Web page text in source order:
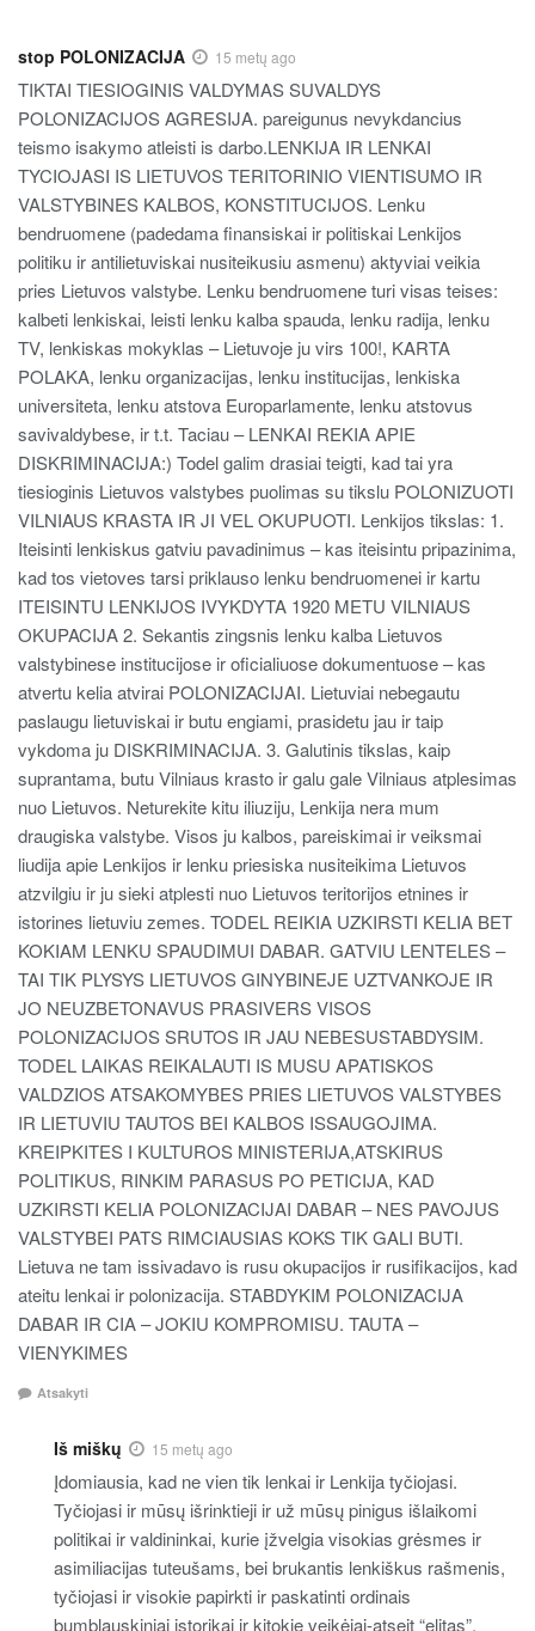
stop POLONIZACIJA 15 metų ago
TIKTAI TIESIOGINIS VALDYMAS SUVALDYS
POLONIZACIJOS AGRESIJA. pareigunus nevykdancius
teismo isakymo atleisti is darbo.LENKIJA IR LENKAI
TYCIOJASI IS LIETUVOS TERITORINIO VIENTISUMO IR
VALSTYBINES KALBOS, KONSTITUCIJOS. Lenku
bendruomene (padedama finansiskai ir politiskai Lenkijos
politiku ir antilietuviskai nusiteikusiu asmenu) aktyviai veikia
pries Lietuvos valstybe. Lenku bendruomene turi visas teises:
kalbeti lenkiskai, leisti lenku kalba spauda, lenku radija, lenku
TV, lenkiskas mokyklas – Lietuvoje ju virs 100!, KARTA
POLAKA, lenku organizacijas, lenku institucijas, lenkiska
universiteta, lenku atstova Europarlamente, lenku atstovus
savivaldybese, ir t.t. Taciau – LENKAI REKIA APIE
DISKRIMINACIJA:) Todel galim drasiai teigti, kad tai yra
tiesioginis Lietuvos valstybes puolimas su tikslu POLONIZUOTI
VILNIAUS KRASTA IR JI VEL OKUPUOTI. Lenkijos tikslas: 1.
Iteisinti lenkiskus gatviu pavadinimus – kas iteisintu pripazinima,
kad tos vietoves tarsi priklauso lenku bendruomenei ir kartu
ITEISINTU LENKIJOS IVYKDYTA 1920 METU VILNIAUS
OKUPACIJA 2. Sekantis zingsnis lenku kalba Lietuvos
valstybinese institucijose ir oficialiuose dokumentuose – kas
atvertu kelia atvirai POLONIZACIJAI. Lietuviai nebegautu
paslaugu lietuviskai ir butu engiami, prasidetu jau ir taip
vykdoma ju DISKRIMINACIJA. 3. Galutinis tikslas, kaip
suprantama, butu Vilniaus krasto ir galu gale Vilniaus atplesimas
nuo Lietuvos. Neturekite kitu iliuziju, Lenkija nera mum
draugiska valstybe. Visos ju kalbos, pareiskimai ir veiksmai
liudija apie Lenkijos ir lenku priesiska nusiteikima Lietuvos
atzvilgiu ir ju sieki atplesti nuo Lietuvos teritorijos etnines ir
istorines lietuviu zemes. TODEL REIKIA UZKIRSTI KELIA BET
KOKIAM LENKU SPAUDIMUI DABAR. GATVIU LENTELES –
TAI TIK PLYSYS LIETUVOS GINYBINEJE UZTVANKOJE IR
JO NEUZBETONAVUS PRASIVERS VISOS
POLONIZACIJOS SRUTOS IR JAU NEBESUSTABDYSIM.
TODEL LAIKAS REIKALAUTI IS MUSU APATISKOS
VALDZIOS ATSAKOMYBES PRIES LIETUVOS VALSTYBES
IR LIETUVIU TAUTOS BEI KALBOS ISSAUGOJIMA.
KREIPKITES I KULTUROS MINISTERIJA,ATSKIRUS
POLITIKUS, RINKIM PARASUS PO PETICIJA, KAD
UZKIRSTI KELIA POLONIZACIJAI DABAR – NES PAVOJUS
VALSTYBEI PATS RIMCIAUSIAS KOKS TIK GALI BUTI.
Lietuva ne tam issivadavo is rusu okupacijos ir rusifikacijos, kad
ateitu lenkai ir polonizacija. STABDYKIM POLONIZACIJA
DABAR IR CIA – JOKIU KOMPROMISU. TAUTA –
VIENYKIMES
Atsakyti
Iš miškų 15 metų ago
Įdomiausia, kad ne vien tik lenkai ir Lenkija tyčiojasi.
Tyčiojasi ir mūsų išrinktieji ir už mūsų pinigus išlaikomi
politikai ir valdininkai, kurie įžvelgia visokias grėsmes ir
asimiliacijas tuteušams, bei brukantis lenkiškus rašmenis,
tyčiojasi ir visokie papirkti ir paskatinti ordinais
bumblauskiniai istorikai ir kitokie veikėjai-atseit “elitas”.